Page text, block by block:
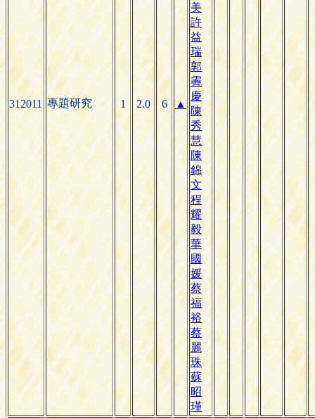
312011 專題研究 1 2.0 6 ▲
美
許
益
瑞
郭
霽
慶
陳
秀
慧
陳
錦
文
程
耀
毅
華
國
媛
蔡
福
裕
蔡
麗
珠
蘇
昭
瑾